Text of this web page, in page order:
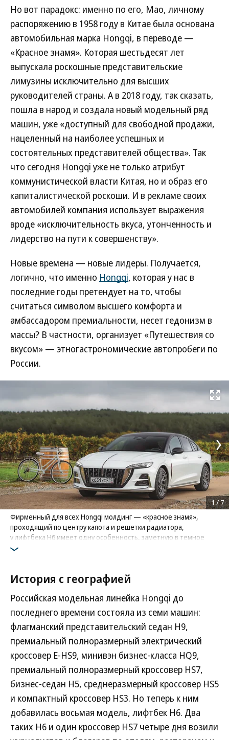
Но вот парадокс: именно по его, Мао, личному
распоряжению в 1958 году в Китае была основана
автомобильная марка Hongqi, в переводе —
«Красное знамя». Которая шестьдесят лет
выпускала роскошные представительские
лимузины исключительно для высших
руководителей страны. А в 2018 году, так сказать,
пошла в народ и создала новый модельный ряд
машин, уже «доступный для свободной продажи,
нацеленный на наиболее успешных и
состоятельных представителей общества». Так
что сегодня Hongqi уже не только атрибут
коммунистической власти Китая, но и образ его
капиталистической роскоши. И в рекламе своих
автомобилей компания использует выражения
вроде «исключительность вкуса, утонченность и
лидерство на пути к совершенству».
Новые времена — новые лидеры. Получается,
логично, что именно Hongqi, которая у нас в
последние годы претендует на то, чтобы
считаться символом высшего комфорта и
амбассадором премиальности, несет гедонизм в
массы? В частности, организует «Путешествия со
вкусом» — этногастрономические автопробеги по
России.
Развернуть
Фирменный для всех Hongqi молдинг — «красное знамя»,
проходящий по центру капота и решетки радиатора,
у лифтбека H6 имеет одну особенность, заметную в темное
время суток: у топовой версии машины этот элемент имеет
1/7
История с географией
Российская модельная линейка Hongqi до
последнего времени состояла из семи машин:
флагманский представительский седан Н9,
премиальный полноразмерный электрический
кроссовер Е-HS9, минивэн бизнес-класса HQ9,
премиальный полноразмерный кроссовер HS7,
бизнес-седан Н5, среднеразмерный кроссовер HS5
и компактный кроссовер HS3. Но теперь к ним
добавилась восьмая модель, лифтбек H6. Два
таких H6 и один кроссовер HS7 четыре дня возили